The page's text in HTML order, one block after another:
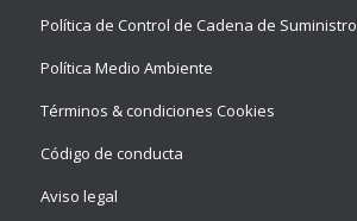
Política de Control de Cadena de Suministro
Política Medio Ambiente
Términos & condiciones Cookies
Código de conducta
Aviso legal